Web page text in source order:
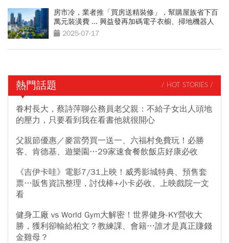
房市冷，業者推「買房送精裝修」，幫購屋族省下百
萬元裝潢費 ... 興益發再加碼電子衣櫥、掃地機器人
2025-07-17
熱門話題 / HOT STORIES /
眷村長大，蔡詩萍聊公務員老父親：不給子女出人頭地
的壓力，只要看到我在看書他就很開心
父親節優惠／麥當勞買一送一、六福村免費玩！必勝
客、肯德基、遊樂園…29家速食餐飲飯店好康必收
《吉伊卡哇》電影7/31上映！威秀影城特典、預售套
票…販售資訊整理，討伐棒+小卡必收、上映戲院一文
看
健身工廠 vs World Gym大解密！世界健身-KY營收大
勝，獲利卻輸給柏文？教練課、會籍…誰才是真正賺錢
金雞母？